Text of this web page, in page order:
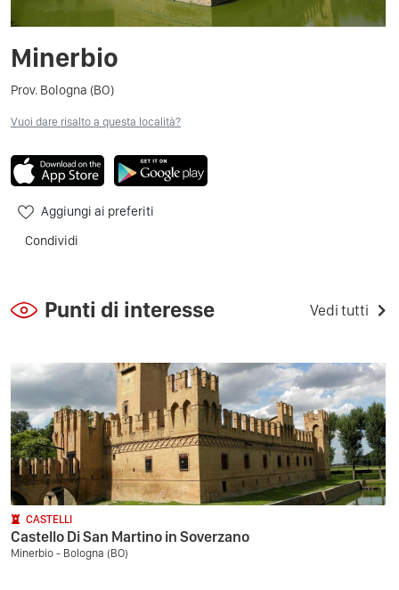
Minerbio
Prov. Bologna (BO)
Vuoi dare risalto a questa località?
Aggiungi ai preferiti
Condividi
Punti di interesse Vedi tutti
CASTELLI
Castello Di San Martino in Soverzano
Minerbio - Bologna (BO)